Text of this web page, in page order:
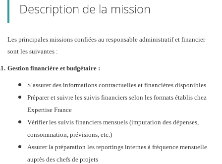
Description de la mission
Les principales missions confiées au responsable administratif et financier
sont les suivantes :
Gestion financière et budgétaire :
S’assurer des informations contractuelles et financières disponibles
Préparer et suivre les suivis financiers selon les formats établis chez
Expertise France
Vérifier les suivis financiers mensuels (imputation des dépenses,
consommation, prévisions, etc.)
Assurer la préparation les reportings internes à fréquence mensuelle
auprès des chefs de projets